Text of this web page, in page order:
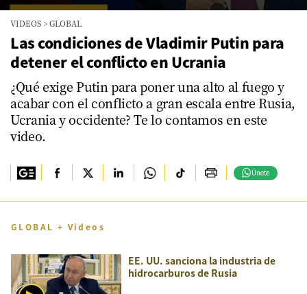
seconds
seconds
VIDEOS >GLOBAL
Las condiciones de Vladimir Putin para
detener el conflicto en Ucrania
¿Qué exige Putin para poner una alto al fuego y
acabar con el conflicto a gran escala entre Rusia,
Ucrania y occidente? Te lo contamos en este
video.
Únete
GLOBAL + Videos
EE. UU. sanciona la industria de
hidrocarburos de Rusia